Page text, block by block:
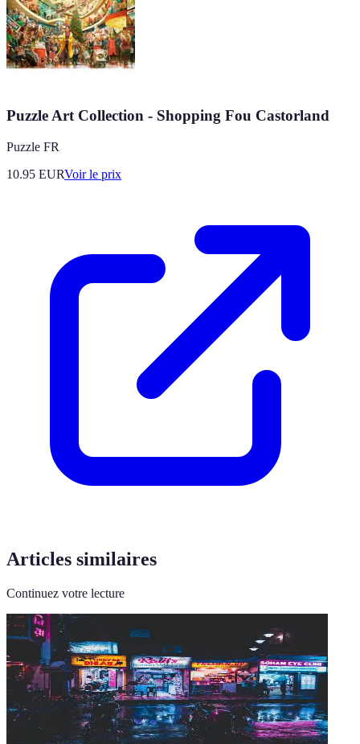
Puzzle Art Collection - Shopping Fou Castorland
Puzzle FR
10.95 EURVoir le prix
Articles similaires
Continuez votre lecture